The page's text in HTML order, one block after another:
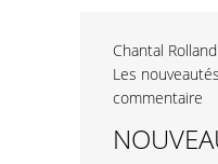
Chantal Rolland
Les nouveautés
commentaire